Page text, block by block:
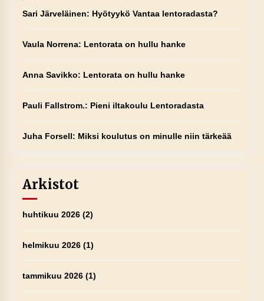
Sari Järveläinen: Hyötyykö Vantaa lentoradasta?
Vaula Norrena: Lentorata on hullu hanke
Anna Savikko: Lentorata on hullu hanke
Pauli Fallstrom.: Pieni iltakoulu Lentoradasta
Juha Forsell: Miksi koulutus on minulle niin tärkeää
Arkistot
huhtikuu 2026(2)
helmikuu 2026(1)
tammikuu 2026(1)